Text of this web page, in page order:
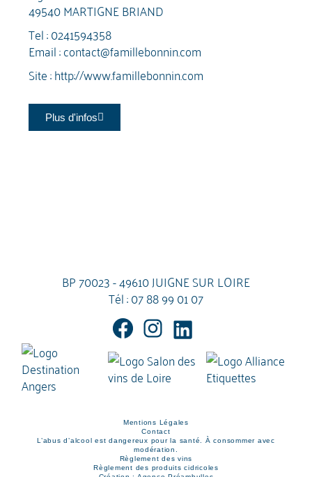
49540 MARTIGNE BRIAND
Tel :0241594358
Email :contact@famillebonnin.com
Site :http://www.famillebonnin.com
Plus d'infos
BP 70023 - 49610 JUIGNE SUR LOIRE
Tél :07 88 99 01 07
Mentions Légales
Contact
L’abus d’alcool est dangereux pour la santé. À consommer avec
modération.
Règlement des vins
Règlement des produits cidricoles